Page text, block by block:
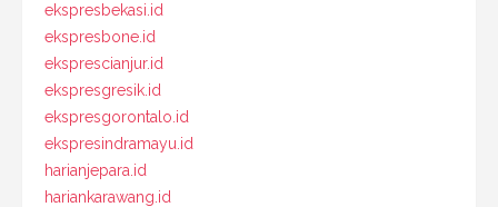
ekspresbekasi.id
ekspresbone.id
eksprescianjur.id
ekspresgresik.id
ekspresgorontalo.id
ekspresindramayu.id
harianjepara.id
hariankarawang.id